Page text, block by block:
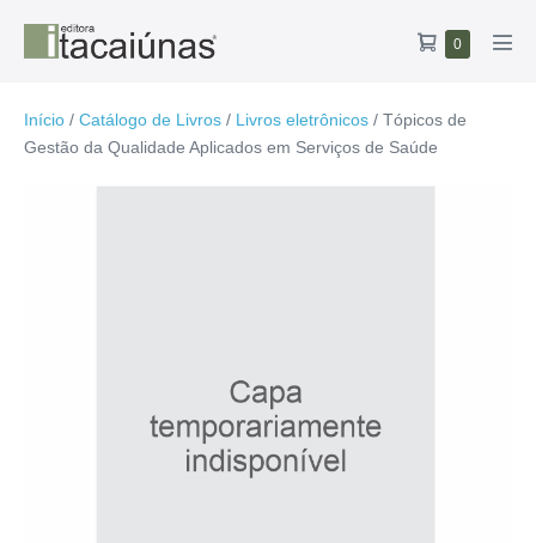
conteúdo
Carrinho
0Itens
Início / Catálogo de Livros / Livros eletrônicos / Tópicos de
Gestão da Qualidade Aplicados em Serviços de Saúde